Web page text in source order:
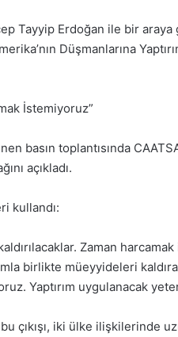
Tayyip Erdoğan ile bir
Düşmanlarına
İstemiyoruz”
basın toplantısında
açıkladı.
kullandı:
Zaman
birlikte müeyyideleri
Yaptırım uygulanacak
bu çıkışı, iki ülke